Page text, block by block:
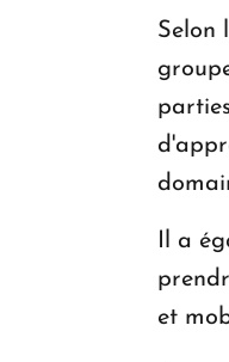
Selon
Il a
et